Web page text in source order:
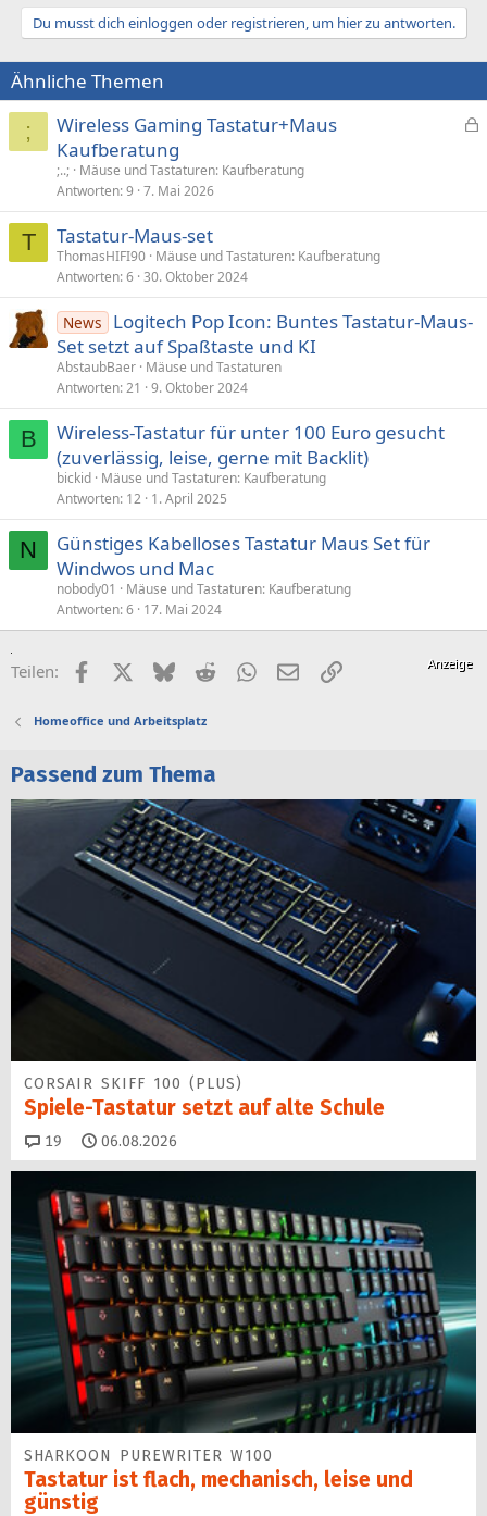
Du musst dich einloggen oder registrieren, um hier zu antworten.
Ähnliche Themen
;
e
Wireless Gaming Tastatur+Maus
Kaufberatung
;..; Mäuse und Tastaturen: Kaufberatung
Antworten 9 7. Mai 2026
T Tastatur-Maus-set
ThomasHIFI90 Mäuse und Tastaturen: Kaufberatung
Antworten 6 30. Oktober 2024
News
Logitech Pop Icon: Buntes Tastatur-Maus-
Set setzt auf Spaßtaste und KI
AbstaubBaer Mäuse und Tastaturen
Antworten 21 9. Oktober 2024
B
Wireless-Tastatur für unter 100 Euro gesucht
(zuverlässig, leise, gerne mit Backlit)
bickid Mäuse und Tastaturen: Kaufberatung
Antworten 12 1. April 2025
N
Günstiges Kabelloses Tastatur Maus Set für
Windwos und Mac
nobody01
Mäuse und Tastaturen: Kaufberatung
Antworten 6 17. Mai 2024
Teilen: FacebookX (Twitter)
BlueskyRedditWhatsApp
E-MailLink
Homeoffice und Arbeitsplatz
Passend zum Thema
CORSAIR SKIFF 100 (PLUS)
Spiele-Tastatur setzt auf alte Schule
19 Kommentare
06.08.2026
SHARKOON PUREWRITER W100
Tastatur ist flach, mechanisch, leise und
günstig